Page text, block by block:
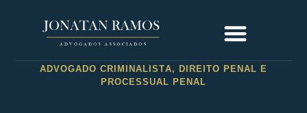
ADVOGADO CRIMINALISTA, DIREITO PENAL E
PROCESSUAL PENAL